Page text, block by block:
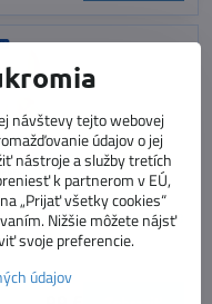
triede – stratégie
návštevy tejto webovej
údajov o jej
nástroje a služby tretích
k partnerom v EÚ,
„Prijať všetky cookies“
Nižšie môžete nájsť
svoje preferencie.
údajov